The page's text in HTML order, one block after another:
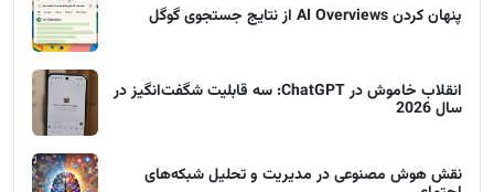
پنهان کردن AI Overviews از نتایج جستجوی گوگل
انقلاب خاموش در ChatGPT: سه قابلیت شگفت‌انگیز در
سال 2026
نقش هوش مصنوعی در مدیریت و تحلیل شبکه‌های